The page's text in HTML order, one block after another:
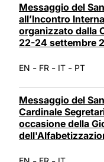
Messaggio del
all’Incontro
organizzato dalla
22-24 settembre
EN - FR - IT - PT
Messaggio del
Cardinale
occasione della